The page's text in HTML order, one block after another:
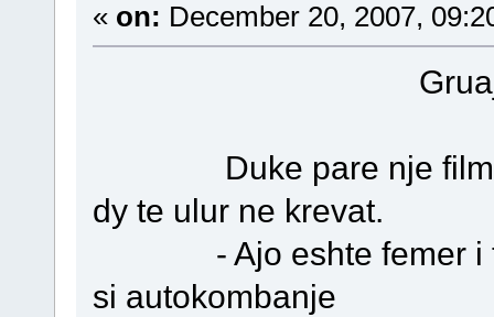
« on: December 20, 2007,
Gruaja
Duke pare nje film
dy te ulur ne krevat.
- Ajo eshte femer i
si autokombanje